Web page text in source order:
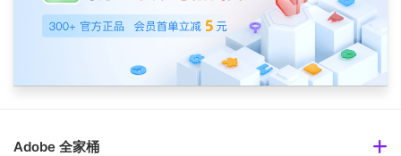
Adobe 全家桶